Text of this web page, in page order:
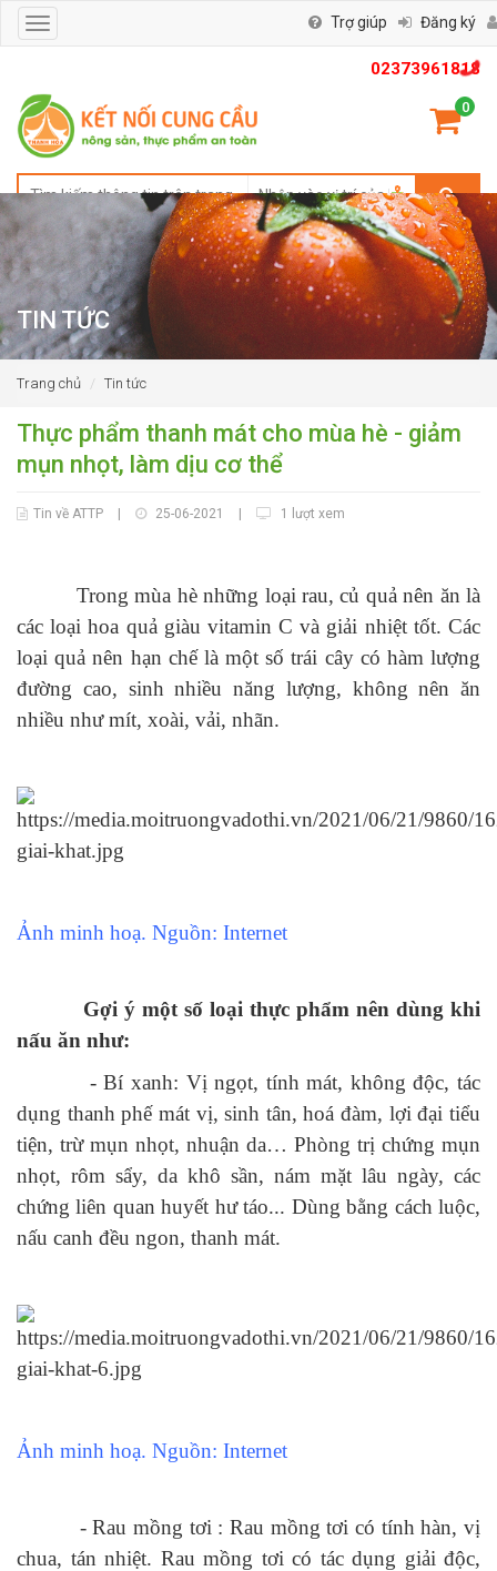
02373961818
0
Toggle
navigation
Trợ giúp Đăng ký
TIN TỨC
Trang chủ Tin tức
Thực phẩm thanh mát cho mùa hè - giảm
mụn nhọt, làm dịu cơ thể
Tin về ATTP 25-06-2021 1 lượt xem
Trong mùa hè những loại rau, củ quả nên ăn là
các loại hoa quả giàu vitamin C và giải nhiệt tốt. Các
loại quả nên hạn chế là một số trái cây có hàm lượng
đường cao, sinh nhiều năng lượng, không nên ăn
nhiều như mít, xoài, vải, nhãn.
Ảnh minh hoạ. Nguồn: Internet
Gợi ý một số loại thực phẩm nên dùng khi
nấu ăn như:
- Bí xanh: Vị ngọt, tính mát, không độc, tác
dụng thanh phế mát vị, sinh tân, hoá đàm, lợi đại tiểu
tiện, trừ mụn nhọt, nhuận da… Phòng trị chứng mụn
nhọt, rôm sẩy, da khô sần, nám mặt lâu ngày, các
chứng liên quan huyết hư táo... Dùng bằng cách luộc,
nấu canh đều ngon, thanh mát.
Ảnh minh hoạ. Nguồn: Internet
- Rau mồng tơi : Rau mồng tơi có tính hàn, vị
chua, tán nhiệt. Rau mồng tơi có tác dụng giải độc,